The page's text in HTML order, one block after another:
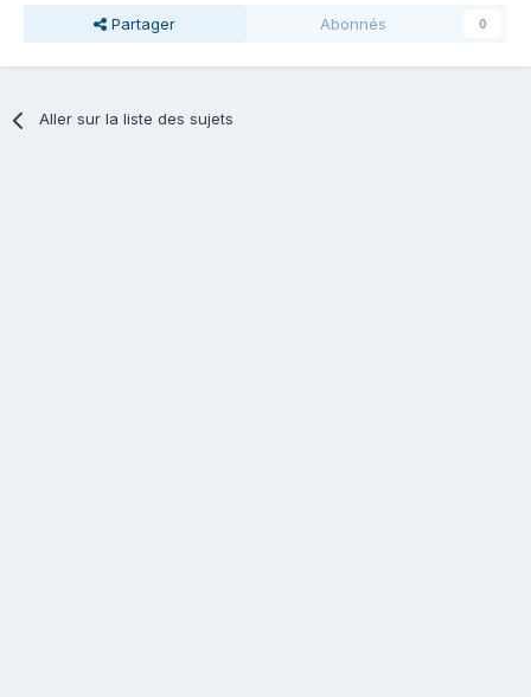
Partager Abonnés 0
Aller sur la liste des sujets